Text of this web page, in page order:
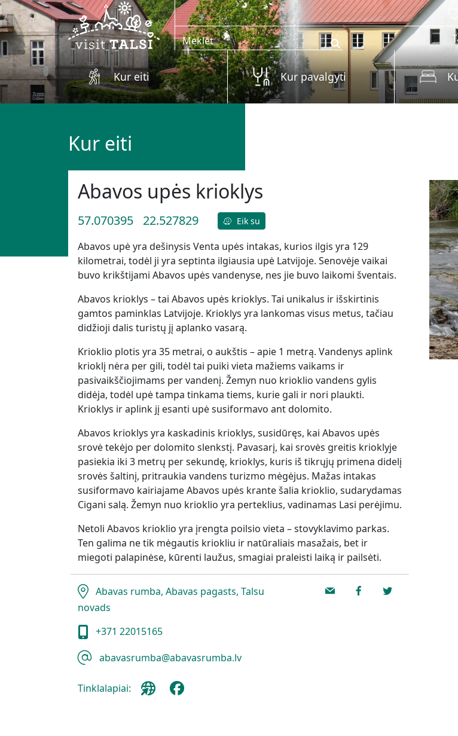
Skip to main content
Kur eiti Kur pavalgyti
Kur eiti
Abavos upės krioklys
57.070395 22.527829 Eik su
Abavos upė yra dešinysis Venta upės intakas, kurios ilgis yra 129
kilometrai, todėl ji yra septinta ilgiausia upė Latvijoje. Senovėje vaikai
buvo krikštijami Abavos upės vandenyse, nes jie buvo laikomi šventais.
Abavos krioklys – tai Abavos upės krioklys. Tai unikalus ir išskirtinis
gamtos paminklas Latvijoje. Krioklys yra lankomas visus metus, tačiau
didžioji dalis turistų jį aplanko vasarą.
Krioklio plotis yra 35 metrai, o aukštis – apie 1 metrą. Vandenys aplink
krioklį nėra per gili, todėl tai puiki vieta mažiems vaikams ir
pasivaikščiojimams per vandenį. Žemyn nuo krioklio vandens gylis
didėja, todėl upė tampa tinkama tiems, kurie gali ir nori plaukti.
Krioklys ir aplink jį esanti upė susiformavo ant dolomito.
Abavos krioklys yra kaskadinis krioklys, susidūręs, kai Abavos upės
srovė tekėjo per dolomito slenkstį. Pavasarį, kai srovės greitis krioklyje
pasiekia iki 3 metrų per sekundę, krioklys, kuris iš tikrųjų primena didelį
srovės šaltinį, pritraukia vandens turizmo mėgėjus. Mažas intakas
susiformavo kairiajame Abavos upės krante šalia krioklio, sudarydamas
Cigani salą. Žemyn nuo krioklio yra perteklius, vadinamas Lasi perėjimu.
Netoli Abavos krioklio yra įrengta poilsio vieta – stovyklavimo parkas.
Ten galima ne tik mėgautis kriokliu ir natūraliais masažais, bet ir
miegoti palapinėse, kūrenti laužus, smagiai praleisti laiką ir pailsėti.
Abavas rumba, Abavas pagasts, Talsu
novads
+371 22015165
abavasrumba@abavasrumba.lv
Tinklalapiai: